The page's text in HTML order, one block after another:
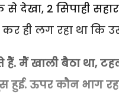
से देखा, 2 सिपाही
ही लग रहा था कि
हैं. मैं खाली बैठा था,
ऊपर कौन भाग